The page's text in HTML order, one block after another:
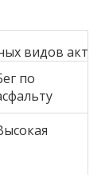
видов
по